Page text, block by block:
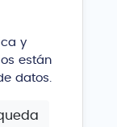
y
están
datos.